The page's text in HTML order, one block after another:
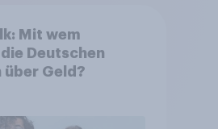
Mit wem
Deutschen
Geld?